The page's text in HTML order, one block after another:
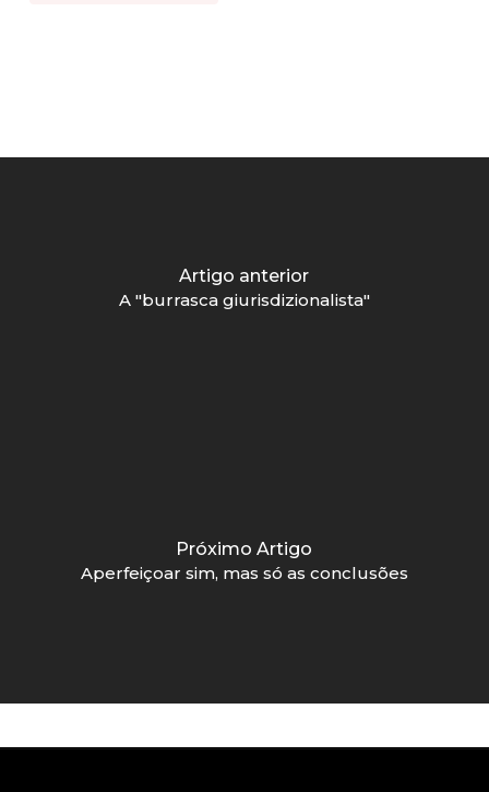
Artigo anterior
A "burrasca giurisdizionalista"
Próximo Artigo
Aperfeiçoar sim, mas só as conclusões